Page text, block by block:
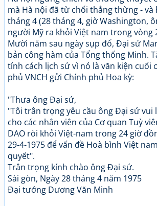
mà Hà nội đã từ chối thẳng thừng - và
tháng 4 (28 tháng 4, giờ Washington,
người Mỹ ra khỏi Việt nam trong vòng
Mười năm sau ngày sụp đổ, Đại sứ
bản công hàm của Tổng thống Minh.
tính cách lịch sử vì nó là văn kiện cuối
phủ VNCH gửi Chính phủ Hoa kỳ:
"Thưa ông Đại sứ,
"Tôi trân trọng yêu cầu ông Đại sứ vui
cho các nhân viên của Cơ quan Tuỳ
DAO ròi khỏi Việt-nam trong 24 giờ
29-4-1975 để vấn đề Hoà bình Việt
quyết".
Trân trọng kính chào ông Đại sứ.
Sài gòn, Ngày 28 tháng 4 năm 1975
Đại tướng Dương Văn Minh